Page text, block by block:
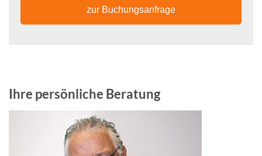
zur Buchungsanfrage
Ihre persönliche Beratung